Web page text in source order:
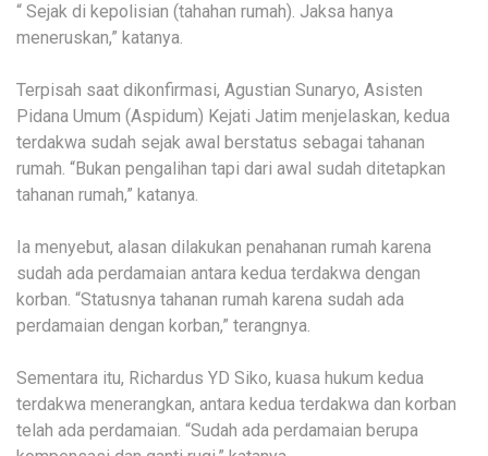
“ Sejak di kepolisian (tahahan rumah). Jaksa hanya
meneruskan,” katanya.
Terpisah saat dikonfirmasi, Agustian Sunaryo, Asisten
Pidana Umum (Aspidum) Kejati Jatim menjelaskan, kedua
terdakwa sudah sejak awal berstatus sebagai tahanan
rumah. “Bukan pengalihan tapi dari awal sudah ditetapkan
tahanan rumah,” katanya.
Ia menyebut, alasan dilakukan penahanan rumah karena
sudah ada perdamaian antara kedua terdakwa dengan
korban. “Statusnya tahanan rumah karena sudah ada
perdamaian dengan korban,” terangnya.
Sementara itu, Richardus YD Siko, kuasa hukum kedua
terdakwa menerangkan, antara kedua terdakwa dan korban
telah ada perdamaian. “Sudah ada perdamaian berupa